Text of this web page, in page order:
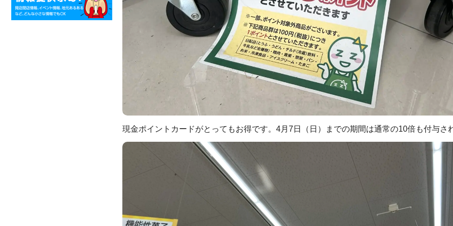
現金ポイントカードがとってもお得です。4月7日（日）までの期間は通常の10倍も付与さ